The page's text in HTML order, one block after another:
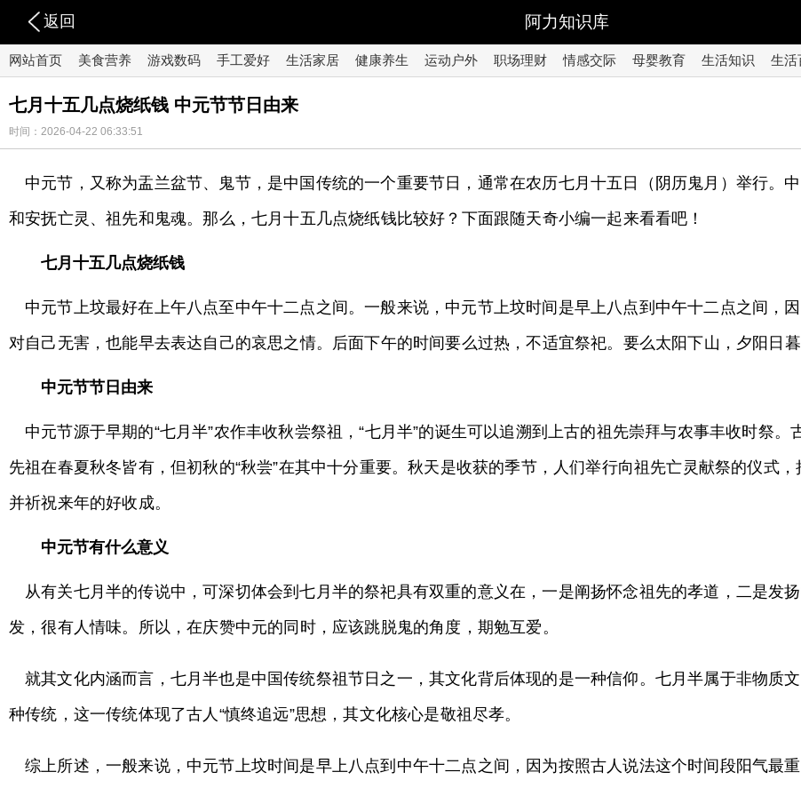
返回 阿力知识库
网站首页 美食营养 游戏数码 手工爱好 生活家居 健康养生 运动户外 职场理财 情感交际 母婴教育 生活知识 生活
七月十五几点烧纸钱 中元节节日由来
时间：2026-04-22 06:33:51
中元节，又称为盂兰盆节、鬼节，是中国传统的一个重要节日，通常在农历七月十五日（阴历鬼月）举行。
和安抚亡灵、祖先和鬼魂。那么，七月十五几点烧纸钱比较好？下面跟随天奇小编一起来看看吧！
七月十五几点烧纸钱
中元节上坟最好在上午八点至中午十二点之间。一般来说，中元节上坟时间是早上八点到中午十二点之间，
对自己无害，也能早去表达自己的哀思之情。后面下午的时间要么过热，不适宜祭祀。要么太阳下山，夕阳日暮
中元节节日由来
中元节源于早期的“七月半”农作丰收秋尝祭祖，“七月半”的诞生可以追溯到上古的祖先崇拜与农事丰收时祭
先祖在春夏秋冬皆有，但初秋的“秋尝”在其中十分重要。秋天是收获的季节，人们举行向祖先亡灵献祭的仪式
并祈祝来年的好收成。
中元节有什么意义
从有关七月半的传说中，可深切体会到七月半的祭祀具有双重的意义在，一是阐扬怀念祖先的孝道，二是发
发，很有人情味。所以，在庆赞中元的同时，应该跳脱鬼的角度，期勉互爱。
就其文化内涵而言，七月半也是中国传统祭祖节日之一，其文化背后体现的是一种信仰。七月半属于非物质
种传统，这一传统体现了古人“慎终追远”思想，其文化核心是敬祖尽孝。
综上所述，一般来说，中元节上坟时间是早上八点到中午十二点之间，因为按照古人说法这个时间段阳气最重